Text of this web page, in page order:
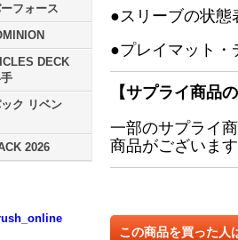
フォース
DECK
ク リベン
2026
●スリーブの状態
●プレイマット・
【サプライ商品
一部のサプライ
商品がございます
この商品を買った人